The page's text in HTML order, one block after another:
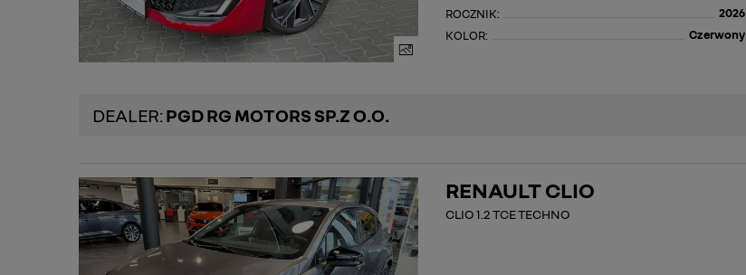
ROCZNIK:
2026
KOLOR:
Czerwony
DEALER:PGD RG MOTORS SP.Z O.O.
RENAULT CLIO
CLIO 1.2 TCE TECHNO